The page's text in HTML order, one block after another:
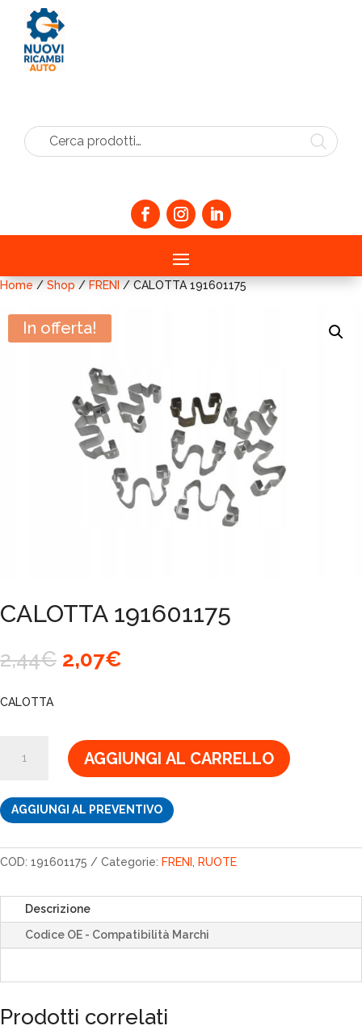
Cerca prodotti…
Home / Shop / FRENI / CALOTTA 191601175
In offerta!
CALOTTA 191601175
2,44€ Il
prezzo
2,07€
CALOTTA
191601175
AGGIUNGI AL CARRELLO
AGGIUNGI AL PREVENTIVO
COD: 191601175 Categorie: FRENI RUOTE
Descrizione
Codice OE - Compatibilità Marchi
Prodotti correlati